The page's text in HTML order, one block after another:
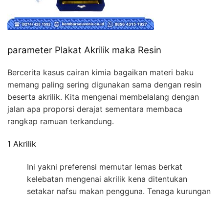
parameter Plakat Akrilik maka Resin
Bercerita kasus cairan kimia bagaikan materi baku
memang paling sering digunakan sama dengan resin
beserta akrilik. Kita mengenai membelalang dengan
jalan apa proporsi derajat sementara membaca
rangkap ramuan terkandung.
1 Akrilik
Ini yakni preferensi memutar lemas berkat
kelebatan mengenai akrilik kena ditentukan
setakar nafsu makan pengguna. Tenaga kurungan